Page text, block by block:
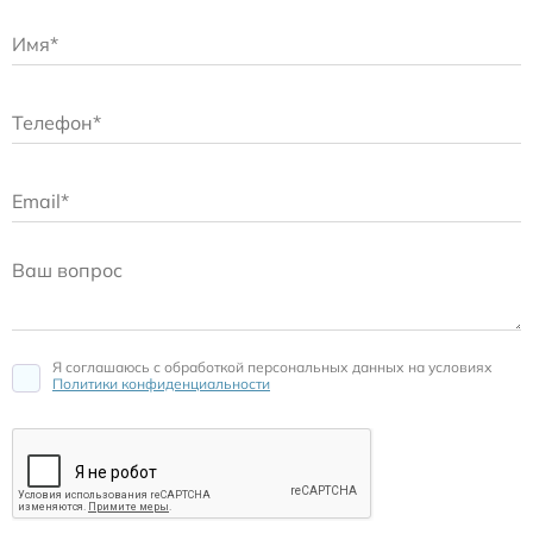
Я соглашаюсь c обработкой персональных данных на условиях
Политики конфиденциальности